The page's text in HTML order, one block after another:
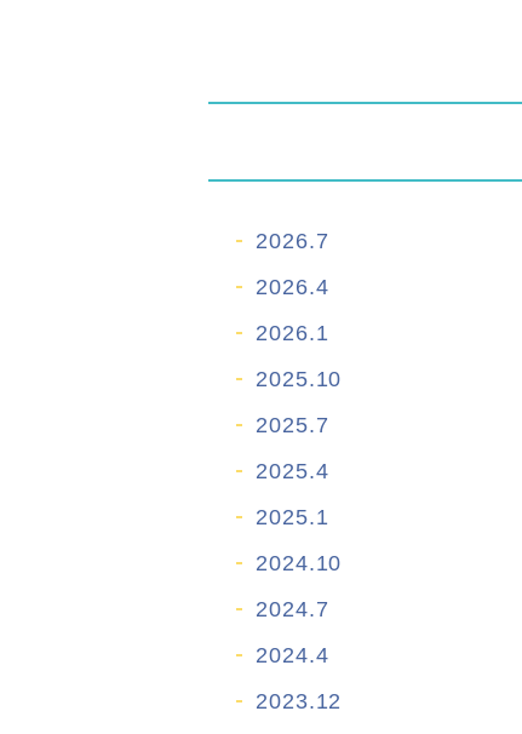
2026.7
2026.4
2026.1
2025.10
2025.7
2025.4
2025.1
2024.10
2024.7
2024.4
2023.12